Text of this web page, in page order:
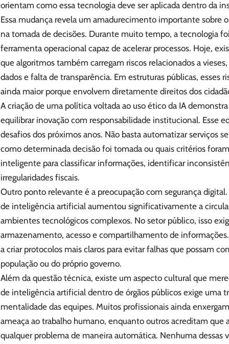
orientam como essa tecnologia deve ser aplicada dentro da
Essa mudança revela um amadurecimento importante sobre
na tomada de decisões. Durante muito tempo, a tecnologia
ferramenta operacional capaz de acelerar processos. Hoje,
que algoritmos também carregam riscos relacionados a
dados e falta de transparência. Em estruturas públicas, esses
ainda maior porque envolvem diretamente direitos dos
A criação de uma política voltada ao uso ético da IA
equilibrar inovação com responsabilidade institucional. Esse
desafios dos próximos anos. Não basta automatizar serviços
como determinada decisão foi tomada ou quais critérios
inteligente para classificar informações, identificar
irregularidades fiscais.
Outro ponto relevante é a preocupação com segurança
de inteligência artificial aumentou significativamente a
ambientes tecnológicos complexos. No setor público, isso
armazenamento, acesso e compartilhamento de
a criar protocolos mais claros para evitar falhas que possam
população ou do próprio governo.
Além da questão técnica, existe um aspecto cultural que
de inteligência artificial dentro de órgãos públicos exige uma
mentalidade das equipes. Muitos profissionais ainda
ameaça ao trabalho humano, enquanto outros acreditam que
qualquer problema de maneira automática. Nenhuma dessas